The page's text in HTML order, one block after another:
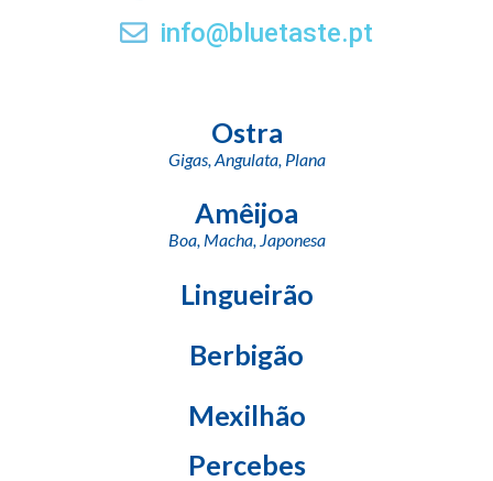
info@bluetaste.pt
Ostra
Gigas,Angulata, Plana
Amêijoa
Boa, Macha, Japonesa
Lingueirão
Berbigão
Mexilhão
Percebes